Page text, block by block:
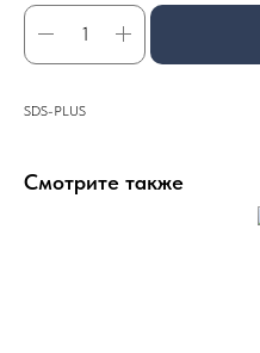
SDS-PLUS
Смотрите также